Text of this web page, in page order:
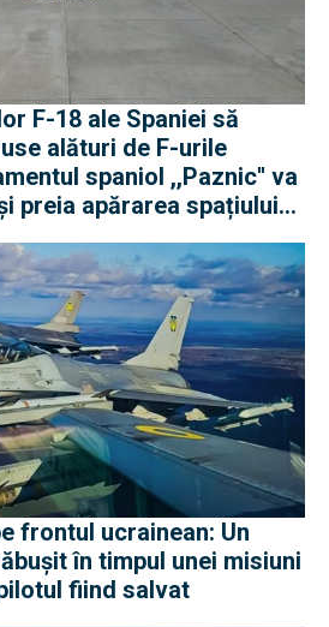
F-18 ale Spaniei să
alături de F-urile
spaniol ,,Paznic'' va
preia apărarea spațiului
frontul ucrainean: Un
în timpul unei misiuni
fiind salvat